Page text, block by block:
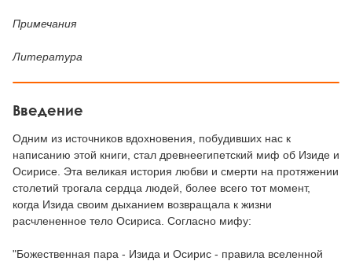
Примечания
Литература
Введение
Одним из источников вдохновения, побудивших нас к
написанию этой книги, стал древнеегипетский миф об Изиде и
Осирисе. Эта великая история любви и смерти на протяжении
столетий трогала сердца людей, более всего тот момент,
когда Изида своим дыханием возвращала к жизни
расчлененное тело Осириса. Согласно мифу:
"Божественная пара - Изида и Осирис - правила вселенной